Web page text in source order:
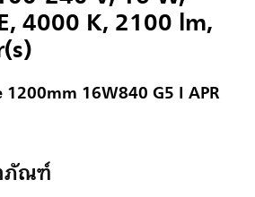
4000 K, 2100 lm,
1200mm 16W840 G5 I APR
ภัณฑ์